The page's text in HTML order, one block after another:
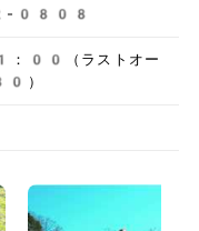
0808
00（ラストオー
）